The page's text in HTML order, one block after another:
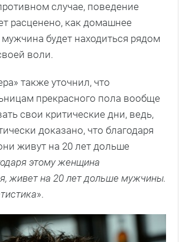
случае, поведение
расценено, как домашнее
будет находиться рядом
воли.
также уточнил, что
прекрасного пола вообще
свои критические дни, ведь,
доказано, что благодаря
живут на 20 лет дольше
этому женщина
живет на 20 лет дольше мужчины.
».